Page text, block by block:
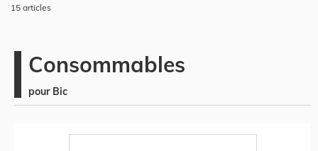
15 articles
Consommables
pour Bic